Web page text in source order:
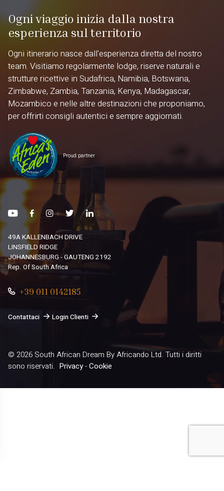
Ogni viaggio inizia dalla nostra
esperienza sul territorio
Ogni itinerario nasce dall'esperienza diretta del nostro
team. Visitiamo regolarmente lodge, riserve naturali e
strutture ricettive in Sudafrica, Namibia, Botswana,
Zimbabwe, Zambia, Tanzania, Kenya, Madagascar,
Mozambico e nelle altre destinazioni che proponiamo,
per offrirti consigli autentici e sempre aggiornati.
Proud partner
49A KALLENBACH DRIVE
LINSFIELD RIDGE
JOHANNESBURG - GAUTENG 2192
Rep. Of South Africa
+39 011 0142185
Contattaci Login Clienti
© 2026 South African Dream By Africando Ltd. Tutti i diritti
sono riservati. Privacy-Cookie